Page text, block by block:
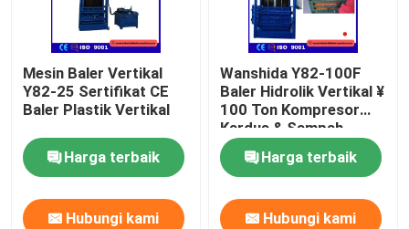
Mesin Baler Vertikal
Y82-25 Sertifikat CE
Baler Plastik Vertikal
Harga terbaik
Hubungi kami
Wanshida Y82-100F
Baler Hidrolik Vertikal ¥
100 Ton Kompresor
Kardus & Sampah
Plastik
Harga terbaik
Hubungi kami